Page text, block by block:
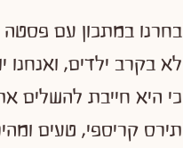
בחרנו במתכון עם
לא בקרב ילדים,
כי היא חייבת להשלים